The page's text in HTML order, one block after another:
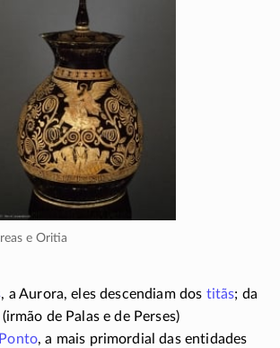
e Oritia
, a Aurora, eles descendiam dos titãs; da
de Palas e de Perses)
Ponto, a mais primordial das entidades